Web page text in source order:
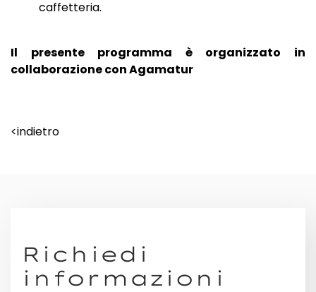
caffetteria.
Il presente programma è organizzato in
collaborazione con Agamatur
<indietro
Richiedi
informazioni